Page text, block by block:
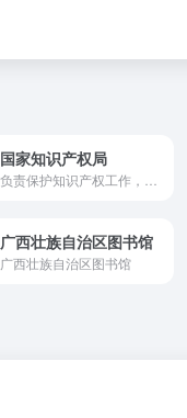
国家知识产权局
广西壮族自治区图书馆
广西壮族自治区图书馆